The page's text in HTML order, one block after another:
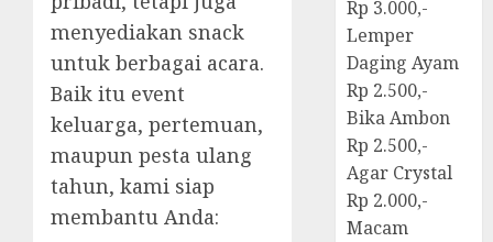
menyediakan snack
untuk berbagai acara.
Baik itu event
keluarga, pertemuan,
maupun pesta ulang
tahun, kami siap
membantu Anda:
Rp 3.000,-
Lemper
Daging Ayam
Rp 2.500,-
Bika Ambon
Rp 2.500,-
Agar Crystal
Rp 2.000,-
Macam